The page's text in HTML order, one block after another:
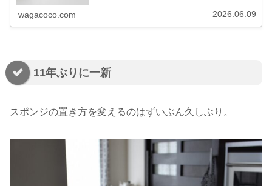
wagacoco.com 2026.06.09
11年ぶりに一新
スポンジの置き方を変えるのはずいぶん久しぶり。